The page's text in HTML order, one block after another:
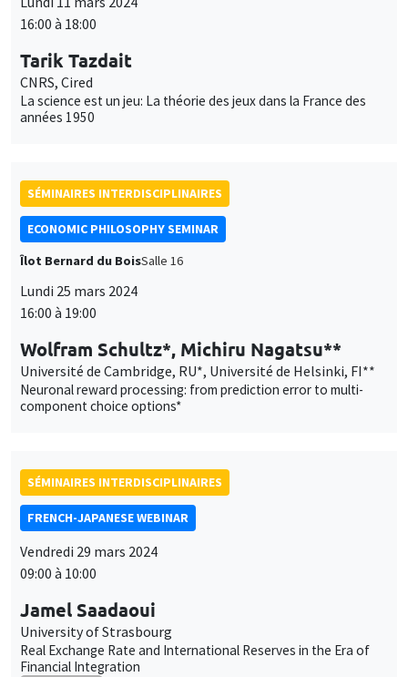
16:00 à 18:00
Tarik Tazdait
CNRS, Cired
La science est un jeu: La théorie des jeux dans la France des
années 1950
SÉMINAIRES INTERDISCIPLINAIRES
ECONOMIC PHILOSOPHY SEMINAR
Îlot Bernard du BoisSalle 16
Lundi 25 mars 2024
16:00 à 19:00
Wolfram Schultz*, Michiru Nagatsu**
Université de Cambridge, RU*, Université de Helsinki, FI**
Neuronal reward processing: from prediction error to multi-
component choice options*
SÉMINAIRES INTERDISCIPLINAIRES
FRENCH-JAPANESE WEBINAR
Vendredi 29 mars 2024
09:00 à 10:00
Jamel Saadaoui
University of Strasbourg
Real Exchange Rate and International Reserves in the Era of
Financial Integration